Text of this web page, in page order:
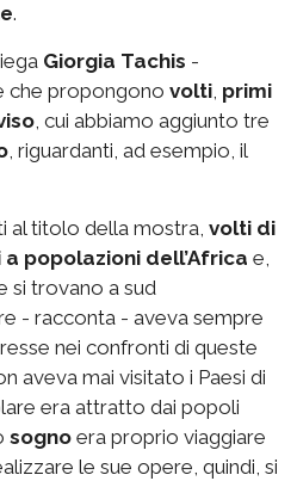
.
Giorgia Tachis -
che propongono volti, primi
, cui abbiamo aggiunto tre
, riguardanti, ad esempio, il
al titolo della mostra, volti di
popolazioni dell’Africa e,
si trovano a sud
- racconta - aveva sempre
nei confronti di queste
aveva mai visitato i Paesi di
era attratto dai popoli
sogno era proprio viaggiare
le sue opere, quindi, si